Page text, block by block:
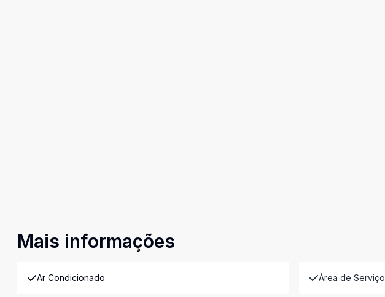
Mais informações
Ar Condicionado Área de Serviço